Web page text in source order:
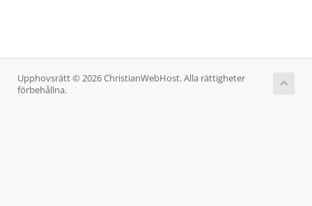
Upphovsrätt © 2026 ChristianWebHost. Alla rättigheter
förbehållna.